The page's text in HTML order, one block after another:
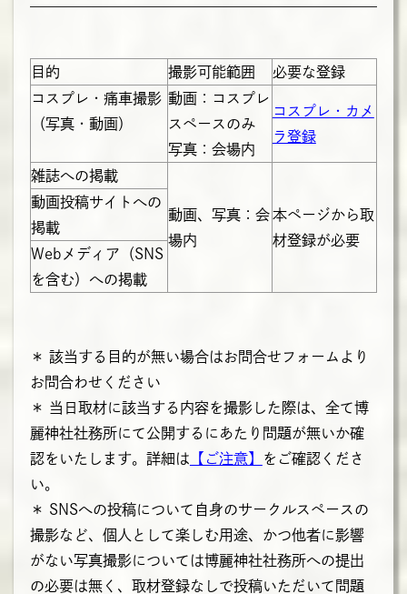
目的 撮影可能範囲
必要な登録
コスプレ・痛車撮影
（写真・動画）
動画：コスプレ
スペースのみ
写真：会場内
コスプレ・カメ
ラ登録
雑誌への掲載
動画、写真：会
場内
本ページから取
材登録が必要
動画投稿サイトへの
掲載
Webメディア（SNS
を含む）への掲載
＊ 該当する目的が無い場合はお問合せフォームより
お問合わせください
＊ 当日取材に該当する内容を撮影した際は、全て博
麗神社社務所にて公開するにあたり問題が無いか確
認をいたします。詳細は 【ご注意】
をご確認くださ
い。
＊ SNSへの投稿について自身のサークルスペースの
撮影など、個人として楽しむ用途、かつ他者に影響
がない写真撮影については博麗神社社務所への提出
の必要は無く、取材登録なしで投稿いただいて問題